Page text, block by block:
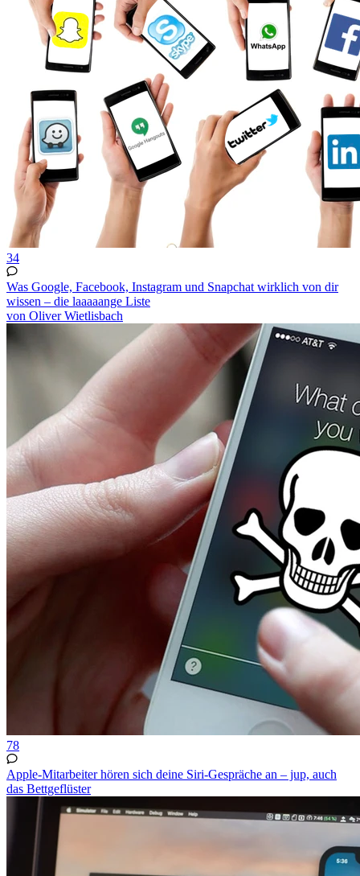
34
Was Google, Facebook, Instagram und Snapchat wirklich von dir
wissen – die laaaaange Liste
von Oliver Wietlisbach
78
Apple-Mitarbeiter hören sich deine Siri-Gespräche an – jup, auch
das Bettgeflüster